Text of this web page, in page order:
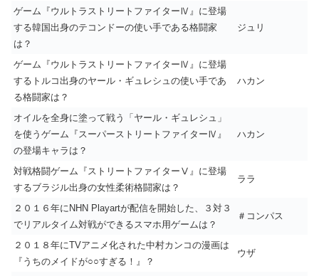
ゲーム『ウルトラストリートファイターⅣ』に登場
する韓国出身のテコンドーの使い手である格闘家
は？
ジュリ
ゲーム『ウルトラストリートファイターⅣ』に登場
するトルコ出身のヤール・ギュレシュの使い手であ
る格闘家は？
ハカン
オイルを全身に塗って戦う「ヤール・ギュレシュ」
を使うゲーム『スーパーストリートファイターⅣ』
の登場キャラは？
ハカン
対戦格闘ゲーム『ストリートファイターⅤ』に登場
するブラジル出身の女性柔術格闘家は？
ララ
２０１６年にNHN Playartが配信を開始した、３対３
でリアルタイム対戦ができるスマホ用ゲームは？
＃コンパス
２０１８年にTVアニメ化された中村カンコの漫画は
『うちのメイドが○○すぎる！』？
ウザ